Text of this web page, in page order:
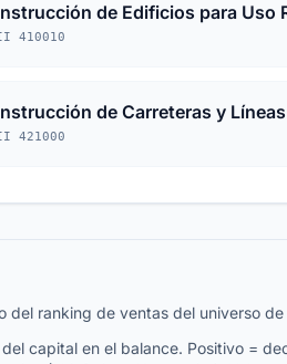
de Edificios para Uso
410010
de Carreteras y
421000
del ranking de ventas del universo
del capital en el balance. Positivo =